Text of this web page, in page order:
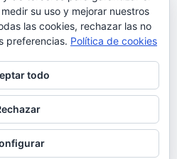
recibe el 31 de
internacionales de
productor y DJ de
ha recorrido el mundo
experiencias, sonidos y
05/2019
su uso y mejorar nuestros
las cookies, rechazar las no
preferencias. Política de cookies
todo